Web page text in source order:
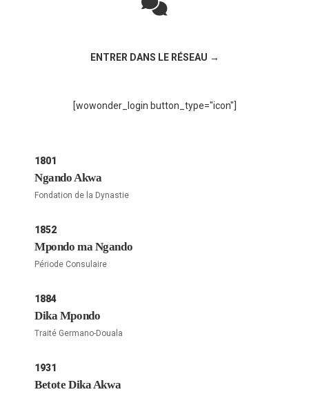
ENTRER DANS LE RÉSEAU →
[wowonder_login button_type="icon"]
1801
Ngando Akwa
Fondation de la Dynastie
1852
Mpondo ma Ngando
Période Consulaire
1884
Dika Mpondo
Traité Germano-Douala
1931
Betote Dika Akwa